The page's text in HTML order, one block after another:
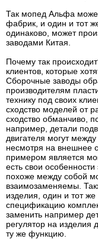
Так мопед Альфа
фабрик, и один и тот
одинаково, может
заводами Китая.
Почему так
клиентов, которые
Сборочные заводы
производителям
технику под своих
сходство моделей от
сходство обманчиво,
например, детали
двигателя могут
несмотря на внешнее
примером является
есть свои
похоже между собой
взаимозаменяемы.
изделия, один и тот
спецификацию
заменить например
регулятор на изделия
ту же функцию.